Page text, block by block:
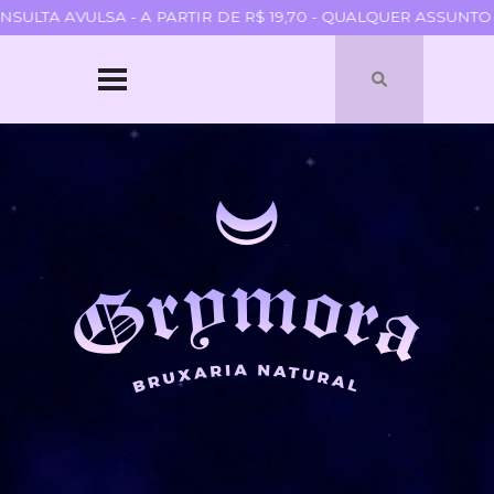
AVULSA - A PARTIR DE R$ 19,70 - QUALQUER ASSUNTO ★
QUEM SOU